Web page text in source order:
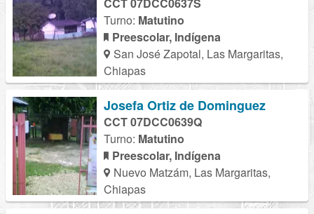
CCT 07DCC0637S
Turno: Matutino
Preescolar, Indígena
San José Zapotal, Las Margaritas,
Chiapas
Josefa Ortiz de Dominguez
CCT 07DCC0639Q
Turno: Matutino
Preescolar, Indígena
Nuevo Matzám, Las Margaritas,
Chiapas